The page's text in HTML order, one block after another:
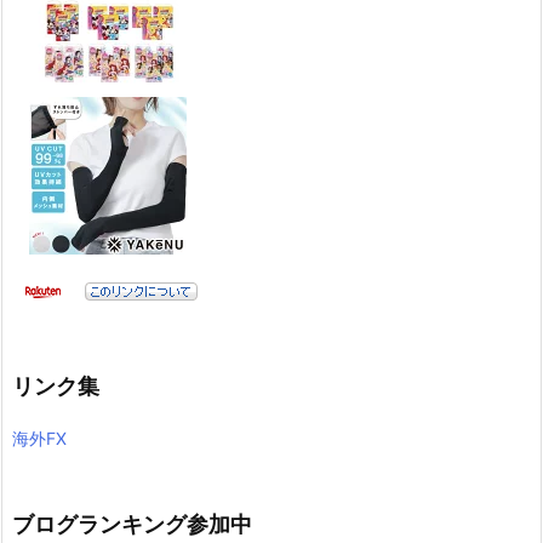
リンク集
海外FX
ブログランキング参加中